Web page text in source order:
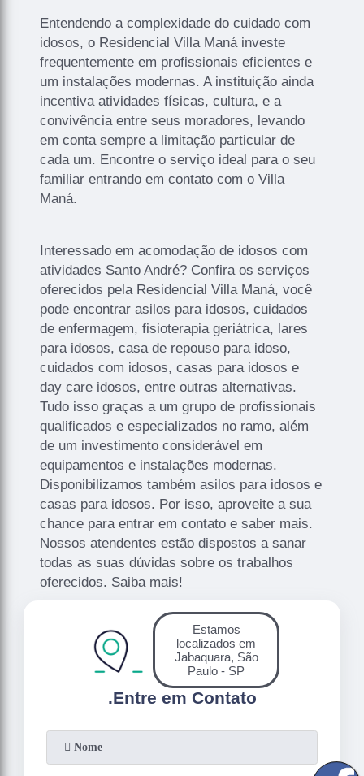
Entendendo a complexidade do cuidado com
idosos, o Residencial Villa Maná investe
frequentemente em profissionais eficientes e
um instalações modernas. A instituição ainda
incentiva atividades físicas, cultura, e a
convivência entre seus moradores, levando
em conta sempre a limitação particular de
cada um. Encontre o serviço ideal para o seu
familiar entrando em contato com o Villa
Maná.
Interessado em acomodação de idosos com
atividades Santo André? Confira os serviços
oferecidos pela Residencial Villa Maná, você
pode encontrar asilos para idosos, cuidados
de enfermagem, fisioterapia geriátrica, lares
para idosos, casa de repouso para idoso,
cuidados com idosos, casas para idosos e
day care idosos, entre outras alternativas.
Tudo isso graças a um grupo de profissionais
qualificados e especializados no ramo, além
de um investimento considerável em
equipamentos e instalações modernas.
Disponibilizamos também asilos para idosos e
casas para idosos. Por isso, aproveite a sua
chance para entrar em contato e saber mais.
Nossos atendentes estão dispostos a sanar
todas as suas dúvidas sobre os trabalhos
oferecidos. Saiba mais!
.Entre em Contato
Estamos
localizados em
Jabaquara, São
Paulo - SP